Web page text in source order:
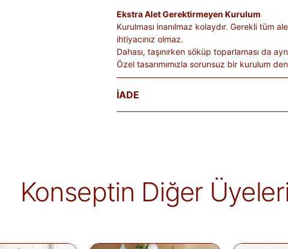
Ekstra Alet Gerektirmeyen Kurulum
Kurulması inanılmaz kolaydır. Gerekli tüm
ihtiyacınız olmaz.
Dahası, taşınırken söküp toparlaması da
Özel tasarımımızla sorunsuz bir kurulum
İADE
alır.
İade edilen ürünler, iade şartlarına uygun
iletilir. İade sürecini başlatmak için lütfen
Konseptin Diğer